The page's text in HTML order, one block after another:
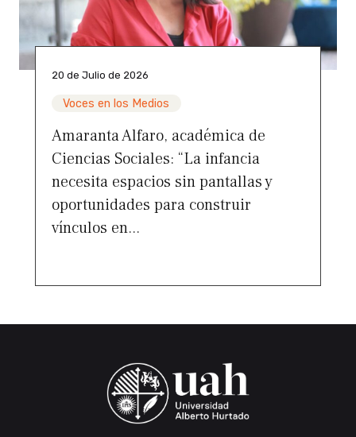
20 de Julio de 2026
Voces en los Medios
Amaranta Alfaro, académica de
Ciencias Sociales: “La infancia
necesita espacios sin pantallas y
oportunidades para construir
vínculos en...